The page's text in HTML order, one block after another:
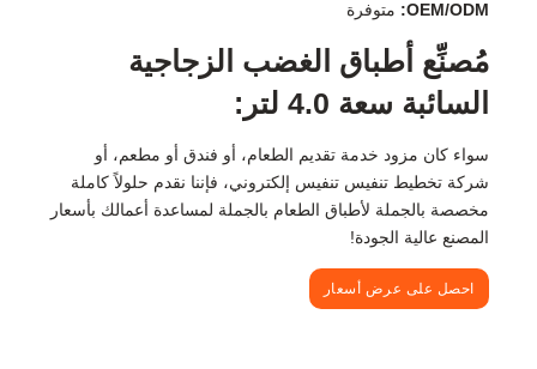
OEM/ODM:
متوفرة
مُصنِّع أطباق الغضب الزجاجية
السائبة سعة 4.0 لتر:
سواء كان مزود خدمة تقديم الطعام، أو فندق أو مطعم، أو
شركة تخطيط تنفيس تنفيس إلكتروني، فإننا نقدم حلولاً كاملة
مخصصة بالجملة لأطباق الطعام بالجملة لمساعدة أعمالك بأسعار
المصنع عالية الجودة!
احصل على عرض أسعار